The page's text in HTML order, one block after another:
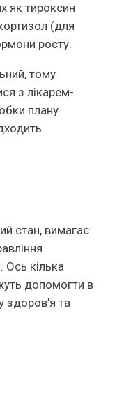
як тироксин
(для
росту.
тому
з лікарем-
плану
стан, вимагає
Ось кілька
допомогти в
здоров’я та